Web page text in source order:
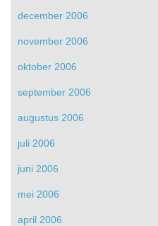
december 2006
november 2006
oktober 2006
september 2006
augustus 2006
juli 2006
juni 2006
mei 2006
april 2006